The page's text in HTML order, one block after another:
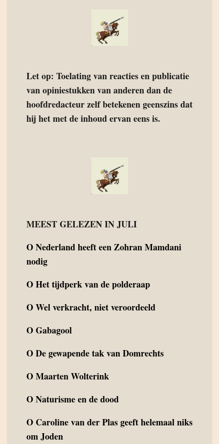
Let op: Toelating van reacties en publicatie
van opiniestukken van anderen dan de
hoofdredacteur zelf betekenen geenszins dat
hij het met de inhoud ervan eens is.
MEEST GELEZEN IN JULI
ONederland heeft een Zohran Mamdani
nodig
OHet tijdperk van de polderaap
OWel verkracht, niet veroordeeld
OGabagool
ODe gewapende tak van Domrechts
OMaarten Wolterink
ONaturisme en de dood
O Caroline van der Plas geeft helemaal niks
om Joden